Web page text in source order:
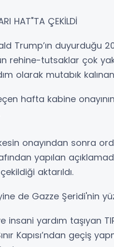
HAT"TA ÇEKİLDİ
Trump’ın duyurduğu
rehine-tutsaklar çok
olarak mutabık
hafta kabine
onayından sonra
yapılan
aktarıldı.
de Gazze Şeridi'nin
insani yardım taşıyan
Kapısı’ndan geçiş